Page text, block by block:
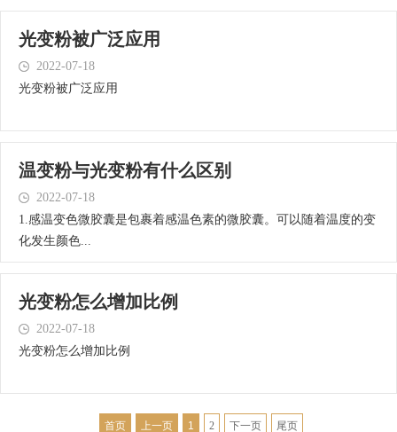
光变粉被广泛应用
2022-07-18
光变粉被广泛应用
温变粉与光变粉有什么区别
2022-07-18
​1.感温变色微胶囊是包裹着感温色素的微胶囊。可以随着温度的变
化发生颜色...
光变粉怎么增加比例
2022-07-18
光变粉怎么增加比例
首页 上一页 1 2 下一页 尾页